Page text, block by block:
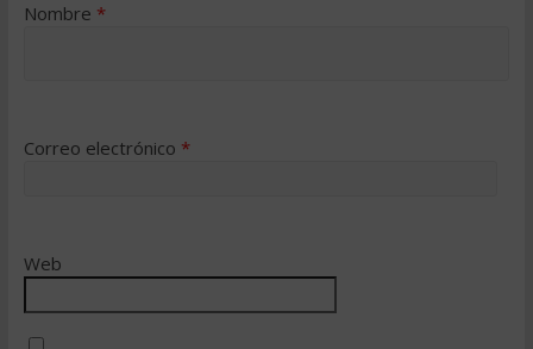
Nombre *
Correo electrónico *
Web